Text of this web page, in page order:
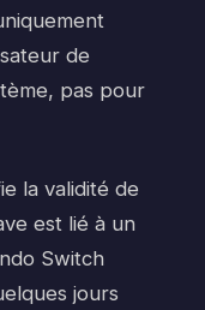
de
pas pour
la validité de
est lié à un
Switch
jours